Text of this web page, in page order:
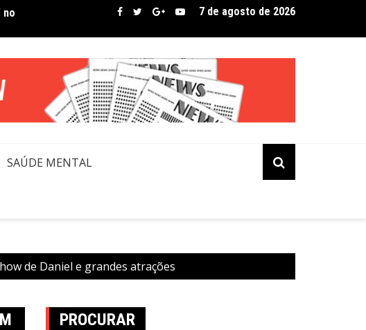
Van Nobre assina lista de convidados em festival que revela novos
7 de agosto de 2026
SAÚDE MENTAL
de Daniel e grandes atrações
PROCURAR